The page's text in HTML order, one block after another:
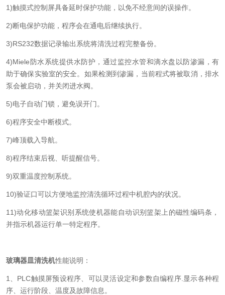
1)触摸式控制屏具备延时保护功能，以免不经意间的误操作。
2)断电保护功能，程序会在通电后继续执行。
3)RS232数据记录输出系统将清洗过程完整备份。
4)Miele防水系统提供水防护，通过监控水管和滴水盘以防渗漏，有
助于确保实验室的安全。如果检测到渗漏，当前程式将被取消，排水
泵会被启动，并关闭进水阀。
5)电子自动门锁，避免误开门。
6)程序安全中断模式。
7)峰顶载入导航。
8)程序结束后视、听提醒信号。
9)双重温度控制系统。
10)验证口可以方便地监控清洗循环过程中机腔内的状况。
11)动化移动篮架识别系统使机器能自动识别篮架上的磁性编码条，
并指示机器运行单一特定程序。
玻璃器皿清洗机性能说明：
1、PLC触摸屏预设程序、可以灵活设定和参数自编程序.显示各种程
序、运行阶段、温度及故障信息。